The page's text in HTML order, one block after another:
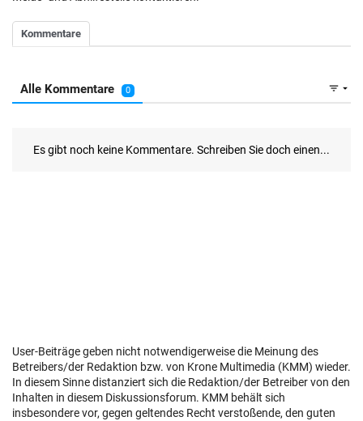
User-Beiträge geben nicht notwendigerweise die Meinung des
Betreibers/der Redaktion bzw. von Krone Multimedia (KMM) wieder.
In diesem Sinne distanziert sich die Redaktion/der Betreiber von den
Inhalten in diesem Diskussionsforum. KMM behält sich
insbesondere vor, gegen geltendes Recht verstoßende, den guten